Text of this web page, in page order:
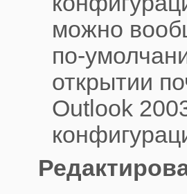
можно
по-
открытии
Outlook